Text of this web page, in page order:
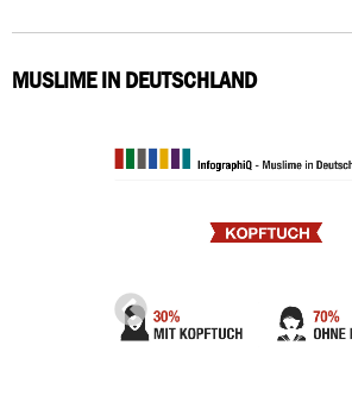
MUSLIME IN DEUTSCHLAND